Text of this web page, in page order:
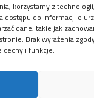
korzystamy z
do informacji o
dane, takie jak
Brak wyrażenia
cechy i funkcje.